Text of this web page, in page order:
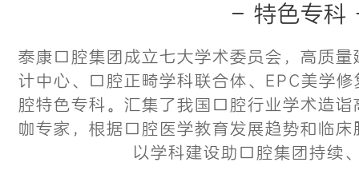
- 特色专
泰康口腔集团成立七大学术委员会，高质
计中心、口腔正畸学科联合体、EPC美学
腔特色专科。汇集了我国口腔行业学术造
咖专家，根据口腔医学教育发展趋势和临
以学科建设助口腔集团持续